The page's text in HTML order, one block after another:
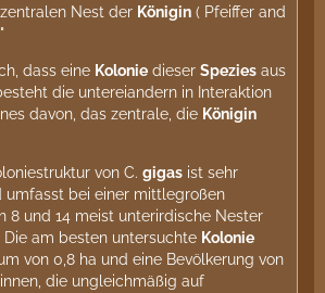
Nest der Königin ( Pfeiffer and
dass eine Kolonie dieser Spezies aus
die untereiandern in Interaktion
davon, das zentrale, die Königin
von C. gigas ist sehr
umfasst bei einer mittlegroßen
8 und 14 meist unterirdische Nester
Die am besten untersuchte Kolonie
von 0,8 ha und eine Bevölkerung von
die ungleichmäßig auf